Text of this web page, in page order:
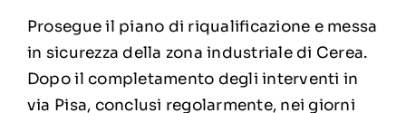
Prosegue il piano di riqualificazione e messa
in sicurezza della zona industriale di Cerea.
Dopo il completamento degli interventi in
via Pisa, conclusi regolarmente, nei giorni